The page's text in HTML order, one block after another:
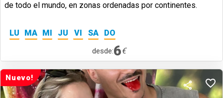
de todo el mundo, en zonas ordenadas por continentes.
LU MA MI JU VI SA DO
desde:6€
Nuevo!